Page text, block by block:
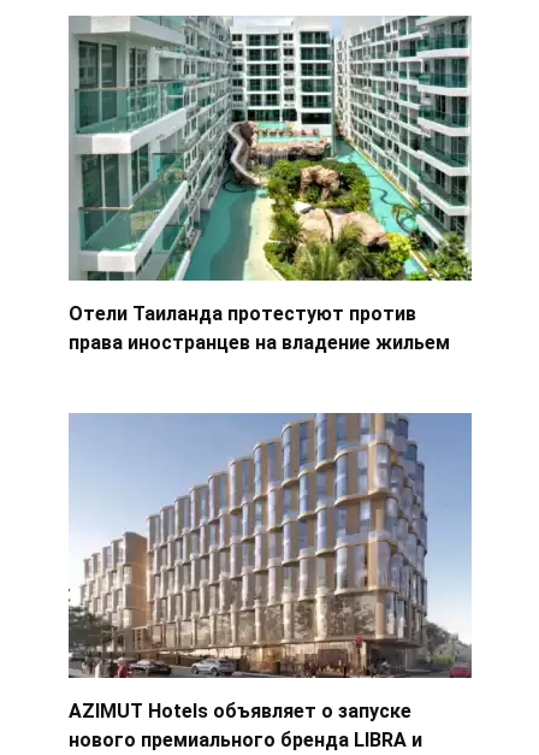
Отели Таиланда протестуют против
права иностранцев на владение жильем
AZIMUT Hotels объявляет о запуске
нового премиального бренда LIBRA и